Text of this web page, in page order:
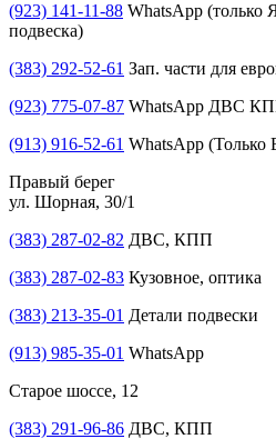
(923) 141-11-88 WhatsApp (только
подвеска)
(383) 292-52-61 Зап. части для
(923) 775-07-87 WhatsApp ДВС
(913) 916-52-61 WhatsApp (Только
Правый берег
ул. Шорная, 30/1
(383) 287-02-82 ДВС, КПП
(383) 287-02-83 Кузовное, оптика
(383) 213-35-01 Детали подвески
(913) 985-35-01 WhatsApp
Старое шоссе, 12
(383) 291-96-86 ДВС, КПП